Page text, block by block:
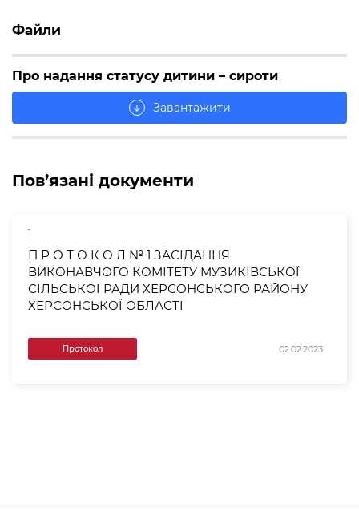
Файли
Про надання статусу дитини – сироти
arrow_downward Завантажити
Пов’язані документи
1
П Р О Т О К О Л № 1 ЗАСІДАННЯ
ВИКОНАВЧОГО КОМІТЕТУ МУЗИКІВСЬКОЇ
СІЛЬСЬКОЇ РАДИ ХЕРСОНСЬКОГО РАЙОНУ
ХЕРСОНСЬКОЇ ОБЛАСТІ
Протокол 02.02.2023